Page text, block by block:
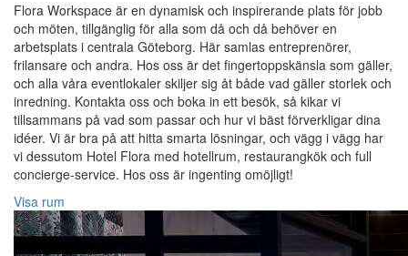
Flora Workspace är en dynamisk och inspirerande plats för jobb
och möten, tillgänglig för alla som då och då behöver en
arbetsplats i centrala Göteborg. Här samlas entreprenörer,
frilansare och andra. Hos oss är det fingertoppskänsla som gäller,
och alla våra eventlokaler skiljer sig åt både vad gäller storlek och
inredning. Kontakta oss och boka in ett besök, så kikar vi
tillsammans på vad som passar och hur vi bäst förverkligar dina
idéer. Vi är bra på att hitta smarta lösningar, och vägg i vägg har
vi dessutom Hotel Flora med hotellrum, restaurangkök och full
concierge-service. Hos oss är ingenting omöjligt!
Visa rum